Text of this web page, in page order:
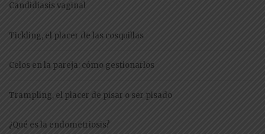
Candidiasis vaginal
Tickling, el placer de las cosquillas
Celos en la pareja: cómo gestionarlos
Trampling, el placer de pisar o ser pisado
¿Qué es la endometriosis?